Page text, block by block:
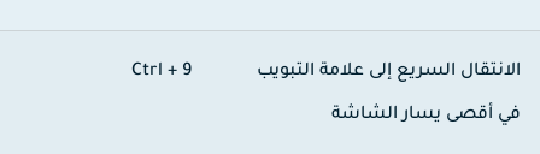
السريع إلى علامة التبويب
أقصى يسار الشاشة
Ctrl + 9